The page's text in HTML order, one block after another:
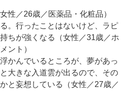
性／26歳／医薬品・化粧品）
。行ったことはないけど、ラピ
ちが強くなる（女性／31歳／ホ
ント）
かんでいるところが、夢があっ
大きな入道雲が出るので、その
と妄想している（女性／27歳／